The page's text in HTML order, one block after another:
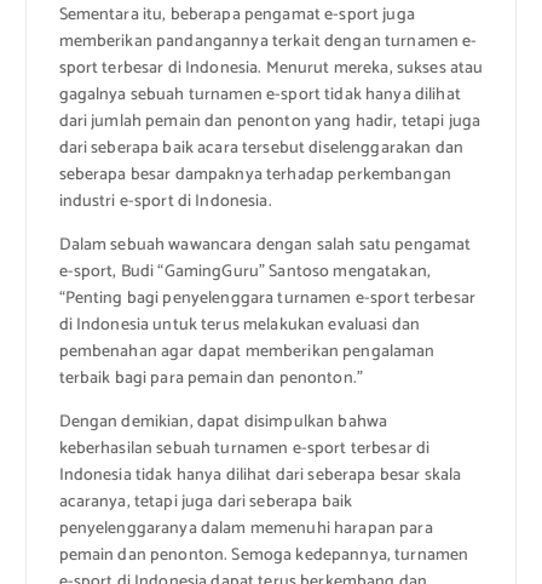
Sementara itu, beberapa pengamat e-sport juga
memberikan pandangannya terkait dengan turnamen e-
sport terbesar di Indonesia. Menurut mereka, sukses atau
gagalnya sebuah turnamen e-sport tidak hanya dilihat
dari jumlah pemain dan penonton yang hadir, tetapi juga
dari seberapa baik acara tersebut diselenggarakan dan
seberapa besar dampaknya terhadap perkembangan
industri e-sport di Indonesia.
Dalam sebuah wawancara dengan salah satu pengamat
e-sport, Budi “GamingGuru” Santoso mengatakan,
“Penting bagi penyelenggara turnamen e-sport terbesar
di Indonesia untuk terus melakukan evaluasi dan
pembenahan agar dapat memberikan pengalaman
terbaik bagi para pemain dan penonton.”
Dengan demikian, dapat disimpulkan bahwa
keberhasilan sebuah turnamen e-sport terbesar di
Indonesia tidak hanya dilihat dari seberapa besar skala
acaranya, tetapi juga dari seberapa baik
penyelenggaranya dalam memenuhi harapan para
pemain dan penonton. Semoga kedepannya, turnamen